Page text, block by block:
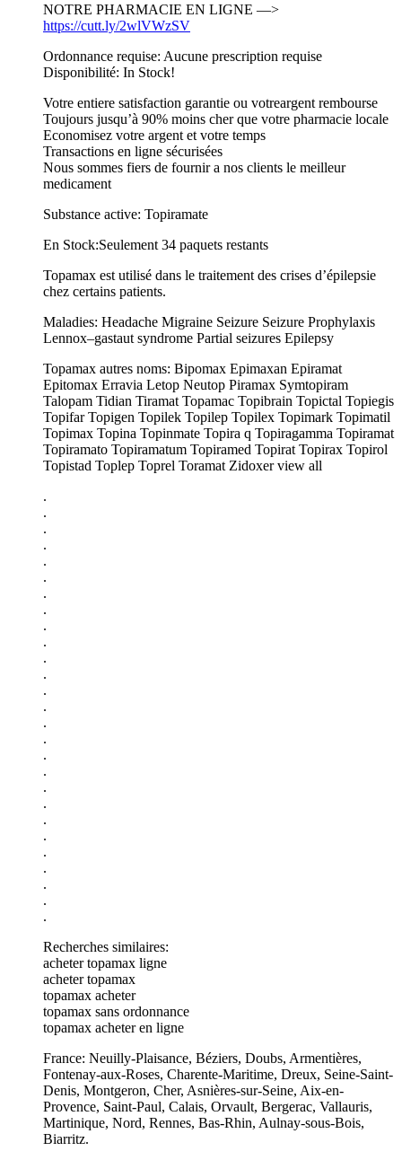
NOTRE PHARMACIE EN LIGNE —>
https://cutt.ly/2wlVWzSV
Ordonnance requise: Aucune prescription requise
Disponibilité: In Stock!
Votre entiere satisfaction garantie ou votreargent rembourse
Toujours jusqu’à 90% moins cher que votre pharmacie locale
Economisez votre argent et votre temps
Transactions en ligne sécurisées
Nous sommes fiers de fournir a nos clients le meilleur
medicament
Substance active: Topiramate
En Stock:Seulement 34 paquets restants
Topamax est utilisé dans le traitement des crises d’épilepsie
chez certains patients.
Maladies: Headache Migraine Seizure Seizure Prophylaxis
Lennox–gastaut syndrome Partial seizures Epilepsy
Topamax autres noms: Bipomax Epimaxan Epiramat
Epitomax Erravia Letop Neutop Piramax Symtopiram
Talopam Tidian Tiramat Topamac Topibrain Topictal Topiegis
Topifar Topigen Topilek Topilep Topilex Topimark Topimatil
Topimax Topina Topinmate Topira q Topiragamma Topiramat
Topiramato Topiramatum Topiramed Topirat Topirax Topirol
Topistad Toplep Toprel Toramat Zidoxer view all
.
.
.
.
.
.
.
.
.
.
.
.
.
.
.
.
.
.
.
.
.
.
.
.
.
.
.
Recherches similaires:
acheter topamax ligne
acheter topamax
topamax acheter
topamax sans ordonnance
topamax acheter en ligne
France: Neuilly-Plaisance, Béziers, Doubs, Armentières,
Fontenay-aux-Roses, Charente-Maritime, Dreux, Seine-Saint-
Denis, Montgeron, Cher, Asnières-sur-Seine, Aix-en-
Provence, Saint-Paul, Calais, Orvault, Bergerac, Vallauris,
Martinique, Nord, Rennes, Bas-Rhin, Aulnay-sous-Bois,
Biarritz.